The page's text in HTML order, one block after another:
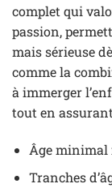
complet qui
passion,
mais sérieuse
comme la
à immerger
tout en
Âge minimal
Tranches